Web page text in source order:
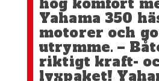
hög komfort
Yahama 350
motorer och
utrymme. –
riktigt kraft-
lyxpaket!